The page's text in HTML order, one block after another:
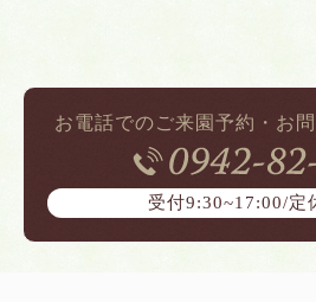
お電話でのご来園予約・お
受付9:30~17:00/定